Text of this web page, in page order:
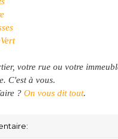
votre rue ou votre
C'est à vous.
? On vous dit tout.